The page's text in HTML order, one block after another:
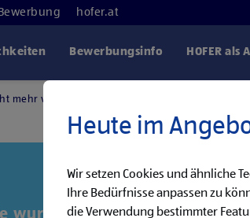
hofer.at
Bewerbungsinfo HOFER
mehr verfügbar
wurde leider bereits
Heute im
Wir setzen Cookies und ähnliche
Ihre Bedürfnisse anpassen zu
die Verwendung bestimmter